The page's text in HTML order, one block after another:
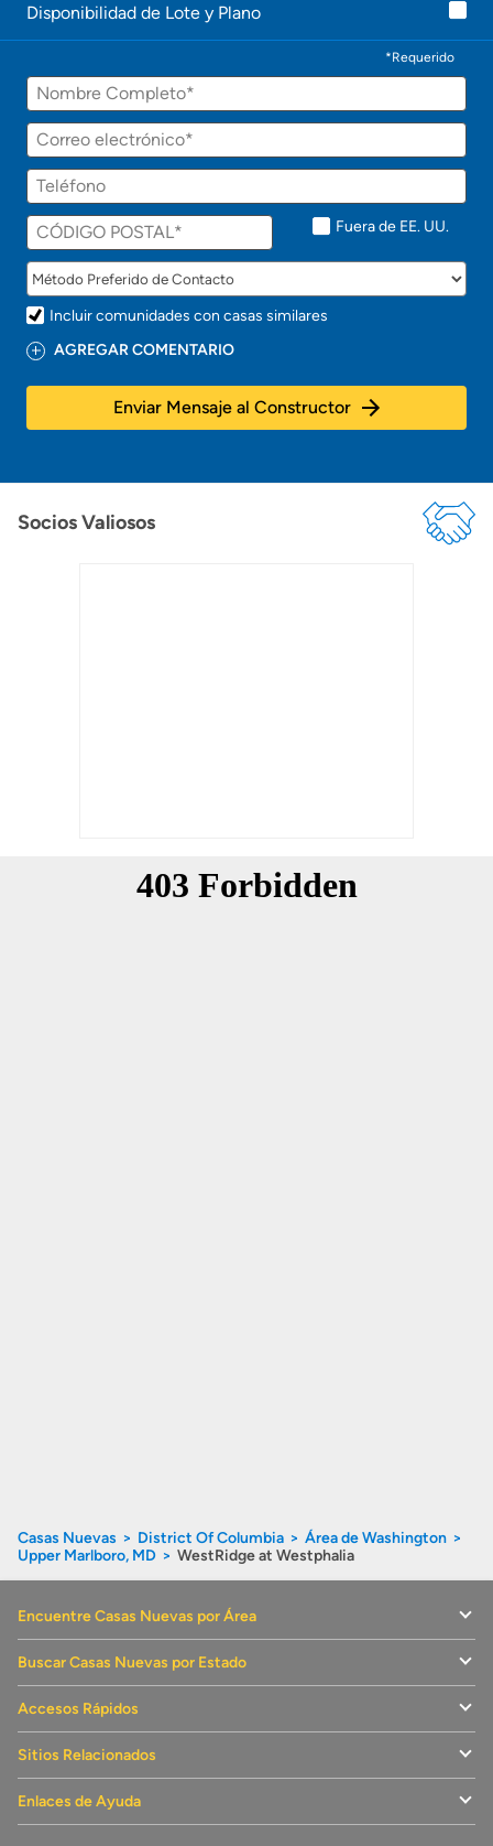
t
r
á
r
n
t
!
Disponibilidad de Lote y Plano
*Requerido
Nombre
Correo
electrónico
Teléfono
Fuera de EE. UU.
Incluir comunidades con casas similares
AGREGAR COMENTARIO
Enviar Mensaje al Constructor
Socios Valiosos
Casas Nuevas District Of Columbia
Área de Washington
Upper Marlboro, MD
WestRidge at Westphalia
Encuentre Casas Nuevas por Área
Buscar Casas Nuevas por Estado
Accesos Rápidos
Sitios Relacionados
Enlaces de Ayuda